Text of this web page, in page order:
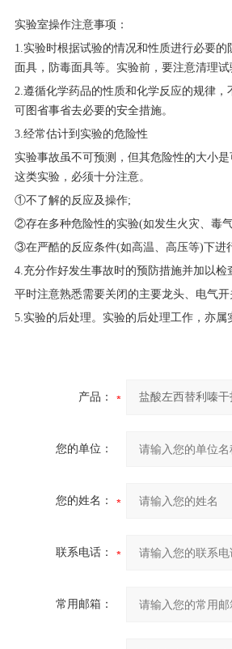
实验室操作注意事项：
1.实验时根据试验的情况和性质进行必要
面具，防毒面具等。实验前，要注意清理
2.遵循化学药品的性质和化学反应的规律
可图省事省去必要的安全措施。
3.经常估计到实验的危险性
实验事故虽不可预测，但其危险性的大小
这类实验，必须十分注意。
①不了解的反应及操作;
②存在多种危险性的实验(如发生火灾、毒
③在严酷的反应条件(如高温、高压等)下进
4.充分作好发生事故时的预防措施并加以检
平时注意熟悉需要关闭的主要龙头、电气
5.实验的后处理。实验的后处理工作，亦
产品：
您的单位：
您的姓名：
联系电话：
常用邮箱：